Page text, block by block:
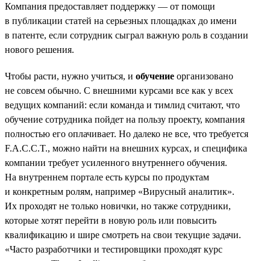
Компания предоставляет поддержку — от помощи
в публикации статей на серьезных площадках до имени
в патенте, если сотрудник сыграл важную роль в создании
нового решения.
Чтобы расти, нужно учиться, и обучение организовано
не совсем обычно. С внешними курсами все как у всех
ведущих компаний: если команда и тимлид считают, что
обучение сотрудника пойдет на пользу проекту, компания
полностью его оплачивает. Но далеко не все, что требуется
F.A.C.C.T., можно найти на внешних курсах, и специфика
компании требует усиленного внутреннего обучения.
На внутреннем портале есть курсы по продуктам
и конкретным ролям, например «Вирусный аналитик».
Их проходят не только новички, но также сотрудники,
которые хотят перейти в новую роль или повысить
квалификацию и шире смотреть на свои текущие задачи.
«Часто разработчики и тестировщики проходят курс